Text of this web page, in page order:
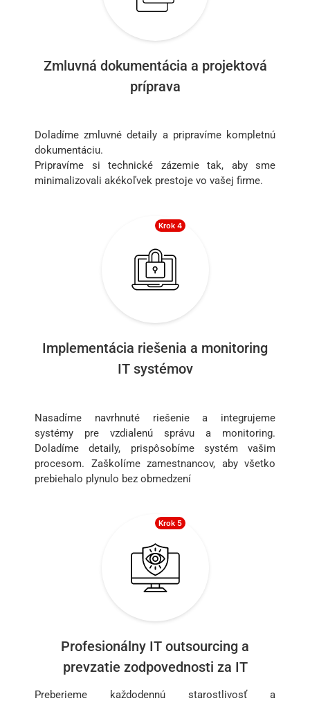
Zmluvná dokumentácia a projektová
príprava
Doladíme zmluvné detaily a pripravíme kompletnú
dokumentáciu.
Pripravíme si technické zázemie tak, aby sme
minimalizovali akékoľvek prestoje vo vašej firme.
Implementácia riešenia a monitoring
IT systémov
Nasadíme navrhnuté riešenie a integrujeme
systémy pre vzdialenú správu a monitoring.
Doladíme detaily, prispôsobíme systém vašim
procesom. Zaškolíme zamestnancov, aby všetko
prebiehalo plynulo bez obmedzení
Krok 4
Profesionálny IT outsourcing a
prevzatie zodpovednosti za IT
Preberieme každodennú starostlivosť a
Krok 5